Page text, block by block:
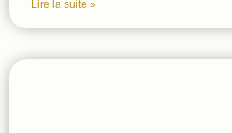
Lire la suite »